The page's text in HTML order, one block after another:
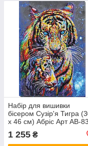
Набір для вишивки
бісером Сузір'я Тигра
х 46 см) Абріс Арт AB-
1 255 ₴